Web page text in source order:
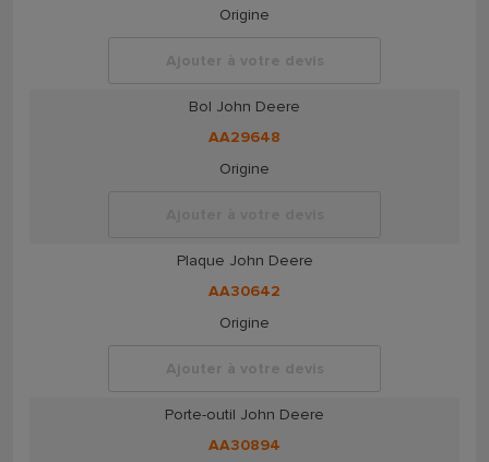
Origine
Ajouter à votre devis
Bol John Deere
AA29648
Origine
Plaque John Deere
AA30642
Origine
Ajouter à votre devis
Porte-outil John Deere
AA30894